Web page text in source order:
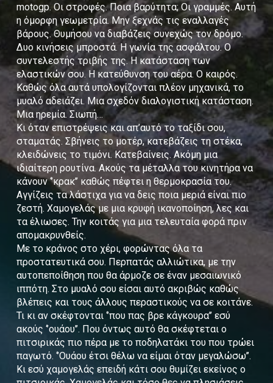
motogp. Οι στροφές. Ποια βαρύτητα; Οι γραμμές. Αυτή
η όμορφη γεωμετρία. Μην ξεχνάς τις εναλλαγές
βάρους. Θυμήσου να διαβάζεις συνεχώς τον δρόμο.
Δυο κινήσεις μπροστά. Η γωνία της ασφάλτου. Ο
συντελεστής τριβής της. Η κατάσταση των
ελαστικών σου. Η κατεύθυνση του αέρα. Ο καιρός.
Καθώς όλα αυτά υπολογίζονται πλέον μηχανικά, το
μυαλό αδειάζει. Μια σχεδόν διαλογιστική κατάσταση.
Μια ηρεμία. Σιωπή…
Κι όταν επιστρέψεις και απ’αυτό το ταξίδι σου,
σταματάς. Σβήνεις το μοτέρ, κατεβάζεις τη στέκα,
κλειδώνεις το τιμόνι. Κατεβαίνεις. Ακόμη μια
ιδιαίτερη ρουτίνα. Ακούς τα μέταλλα του κινητήρα να
κάνουν ‘’κρακ’’ καθώς πέφτει η θερμοκρασία του.
Αγγίζεις τα λάστιχα για να δεις ποια μεριά είναι πιο
ζεστή. Χαμογελάς με μια κρυφή ικανοποίηση, λες και
τα έλιωσες. Την κοιτάς για μια τελευταία φορά πριν
απομακρυνθείς.
Με το κράνος στο χέρι, φορώντας όλα τα
προστατευτικά σου. Περπατάς αλλιώτικα, με την
αυτοπεποίθηση που θα άρμοζε σε έναν μεσαιωνικό
ιππότη. Στο μυαλό σου είσαι αυτό ακριβώς καθώς
βλέπεις και τους άλλους περαστικούς να σε κοιτάνε.
Τι κι αν σκέφτονται ‘’που πας βρε κάγκουρα’’ εσύ
ακούς ‘’ουάου’’. Που όντως αυτό θα σκέφτεται ο
πιτσιρικάς πιο πέρα με το ποδηλατάκι του που τρώει
παγωτό. ‘’Ουάου έτσι θέλω να είμαι όταν μεγαλώσω’’.
Κι εσύ χαμογελάς επειδή κάτι σου θυμίζει εκείνος ο